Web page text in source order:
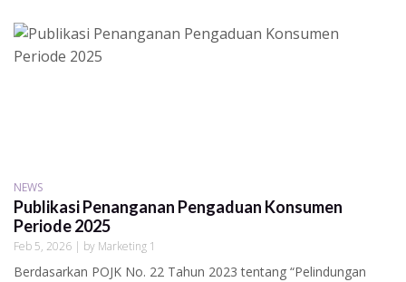
NEWS
Publikasi Penanganan Pengaduan Konsumen
Periode 2025
Feb 5, 2026 | by Marketing 1
Berdasarkan POJK No. 22 Tahun 2023 tentang “Pelindungan